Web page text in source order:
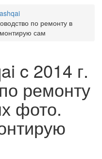
по ремонту в
сам
c 2014 г.
ремонту
фото.